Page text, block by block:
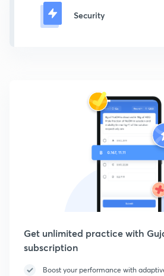
Security
Get unlimited practice with
subscription
Boost your performance with